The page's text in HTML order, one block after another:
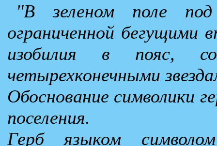
"В зеленом поле под
ограниченной бегущими
изобилия в пояс,
четырехконечными
Обоснование символики
поселения.
Герб языком